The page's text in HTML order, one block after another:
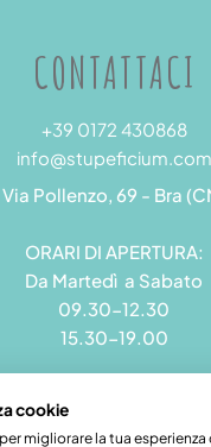
CONTATTACI
+39 0172 430868
info@stupeficium.com
Via Pollenzo, 69 - Bra
ORARI DI APERTURA:
Da Martedì a Sabato
09.30-12.30
15.30-19.00
cookie
migliorare la tua esperienza